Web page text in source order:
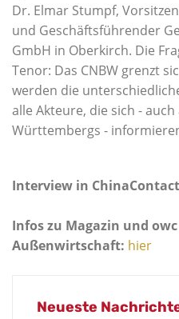
Dr. Elmar Stumpf,
und Geschäftsführender
GmbH in Oberkirch. Die
Tenor: Das CNBW grenzt
werden die
alle Akteure, die sich -
Württembergs -
Interview in
Infos zu Magazin und
Außenwirtschaft: hier
Neueste